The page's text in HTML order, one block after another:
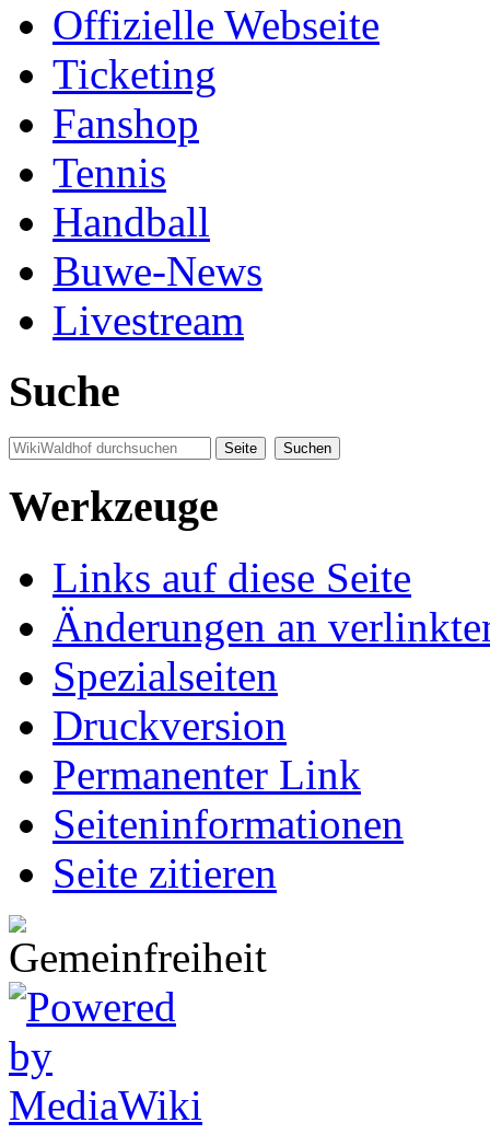
Offizielle Webseite
Ticketing
Fanshop
Tennis
Handball
Buwe-News
Livestream
Suche
Werkzeuge
Links auf diese Seite
Änderungen an
Spezialseiten
Druckversion
Permanenter Link
Seiten­informationen
Seite zitieren